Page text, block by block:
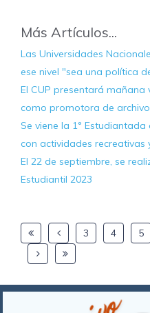
Más Artículos...
Las Universidades
ese nivel "sea una política
El CUP presentará mañana
como promotora de
Se viene la 1° Estudiantada
con actividades recreativas
El 22 de septiembre, se
Estudiantil 2023
3 4 5